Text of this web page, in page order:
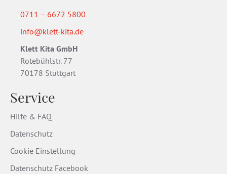
0711 – 6672 5800
info@klett-kita.de
Klett Kita GmbH
Rotebühlstr. 77
70178 Stuttgart
Service
Hilfe & FAQ
Datenschutz
Cookie Einstellung
Datenschutz Facebook